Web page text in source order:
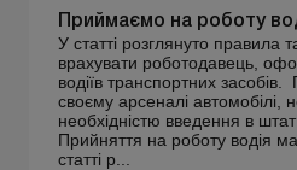
Приймаємо на роботу
У статті розглянуто правила
врахувати роботодавець,
водіїв транспортних
своєму арсеналі автомобілі,
необхідністю введення в
Прийняття на роботу водія
статті р...